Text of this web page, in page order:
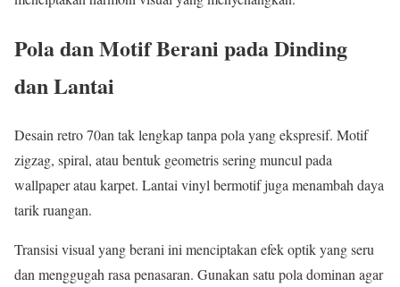
Pola dan Motif Berani pada Dinding
dan Lantai
Desain retro 70an tak lengkap tanpa pola yang ekspresif. Motif
zigzag, spiral, atau bentuk geometris sering muncul pada
wallpaper atau karpet. Lantai vinyl bermotif juga menambah daya
tarik ruangan.
Transisi visual yang berani ini menciptakan efek optik yang seru
dan menggugah rasa penasaran. Gunakan satu pola dominan agar